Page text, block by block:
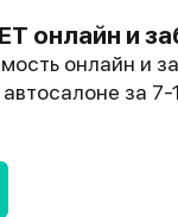
онлайн и
онлайн и
за